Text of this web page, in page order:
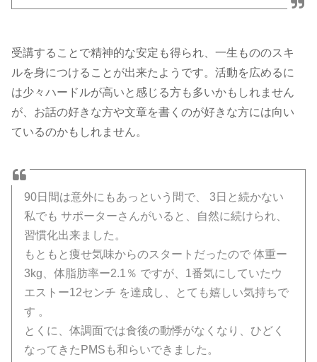
受講することで精神的な安定も得られ、一生もののスキ
ルを身につけることが出来たようです。活動を広めるに
は少々ハードルが高いと感じる方も多いかもしれません
が、お話の好きな方や文章を書くのが好きな方には向い
ているのかもしれません。
90日間は意外にもあっという間で、 3日と続かない
私でも サポーターさんがいると、自然に続けられ、
習慣化出来ました。
もともと痩せ気味からのスタートだったので 体重ー
3kg、体脂肪率ー2.1％ ですが、1番気にしていたウ
エストー12センチ を達成し、とても嬉しい気持ちで
す 。
とくに、体調面では食後の動悸がなくなり、ひどく
なってきたPMSも和らいできました。